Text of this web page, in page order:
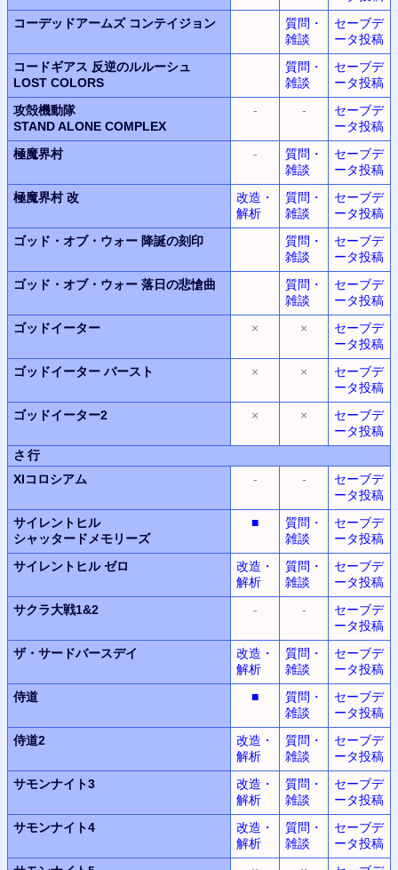
コーデッドアームズ コンテイジョン
質問・
雑談
セーブデ
ータ投稿
コードギアス 反逆のルルーシュ
LOST COLORS
質問・
雑談
セーブデ
ータ投稿
攻殻機動隊
STAND ALONE COMPLEX
- -
セーブデ
ータ投稿
極魔界村
-
質問・
雑談
セーブデ
ータ投稿
極魔界村 改
改造・
解析
質問・
雑談
セーブデ
ータ投稿
ゴッド・オブ・ウォー 降誕の刻印
質問・
雑談
セーブデ
ータ投稿
ゴッド・オブ・ウォー 落日の悲愴曲
質問・
雑談
セーブデ
ータ投稿
ゴッドイーター
× ×
セーブデ
ータ投稿
ゴッドイーター バースト × ×
セーブデ
ータ投稿
ゴッドイーター2
× ×
セーブデ
ータ投稿
さ行
XIコロシアム
- -
セーブデ
ータ投稿
サイレントヒル
シャッタードメモリーズ
■
質問・
雑談
セーブデ
ータ投稿
サイレントヒルゼロ
改造・
解析
質問・
雑談
セーブデ
ータ投稿
サクラ大戦1&2
- -
セーブデ
ータ投稿
ザ・サードバースデイ
改造・
解析
質問・
雑談
セーブデ
ータ投稿
侍道
■
質問・
雑談
セーブデ
ータ投稿
侍道2
改造・
解析
質問・
雑談
セーブデ
ータ投稿
サモンナイト3
改造・
解析
質問・
雑談
セーブデ
ータ投稿
サモンナイト4
改造・
解析
質問・
雑談
セーブデ
ータ投稿